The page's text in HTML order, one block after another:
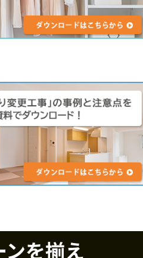
を揃え